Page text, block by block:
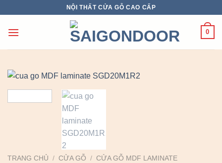
nội
NỘI THẤT CỬA GỖ CAO CẤP
0
TRANG CHỦ / CỬA GỖ / CỬA GỖ MDF LAMINATE